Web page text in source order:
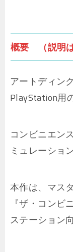
概要 （説明
アートディン
PlayStation用
コンビニエン
ミュレーショ
本作は、マス
『ザ・コン
ステーション